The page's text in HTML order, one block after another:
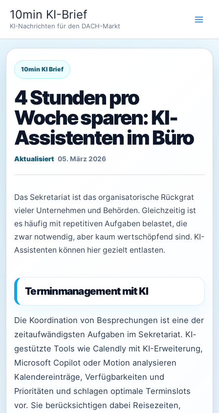
Inhalt
springen
10min KI-Brief
KI-Nachrichten für den DACH-Markt
4 Stunden pro
Woche sparen: KI-
Assistenten im Büro
05. März 2026
Das Sekretariat ist das organisatorische Rückgrat
vieler Unternehmen und Behörden. Gleichzeitig ist
es häufig mit repetitiven Aufgaben belastet, die
zwar notwendig, aber kaum wertschöpfend sind. KI-
Assistenten können hier gezielt entlasten.
Terminmanagement mit KI
Die Koordination von Besprechungen ist eine der
zeitaufwändigsten Aufgaben im Sekretariat. KI-
gestützte Tools wie Calendly mit KI-Erweiterung,
Microsoft Copilot oder Motion analysieren
Kalendereinträge, Verfügbarkeiten und
Prioritäten und schlagen optimale Terminslots
vor. Sie berücksichtigen dabei Reisezeiten,